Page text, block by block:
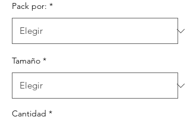
Pack por: *
Tamaño *
Cantidad *